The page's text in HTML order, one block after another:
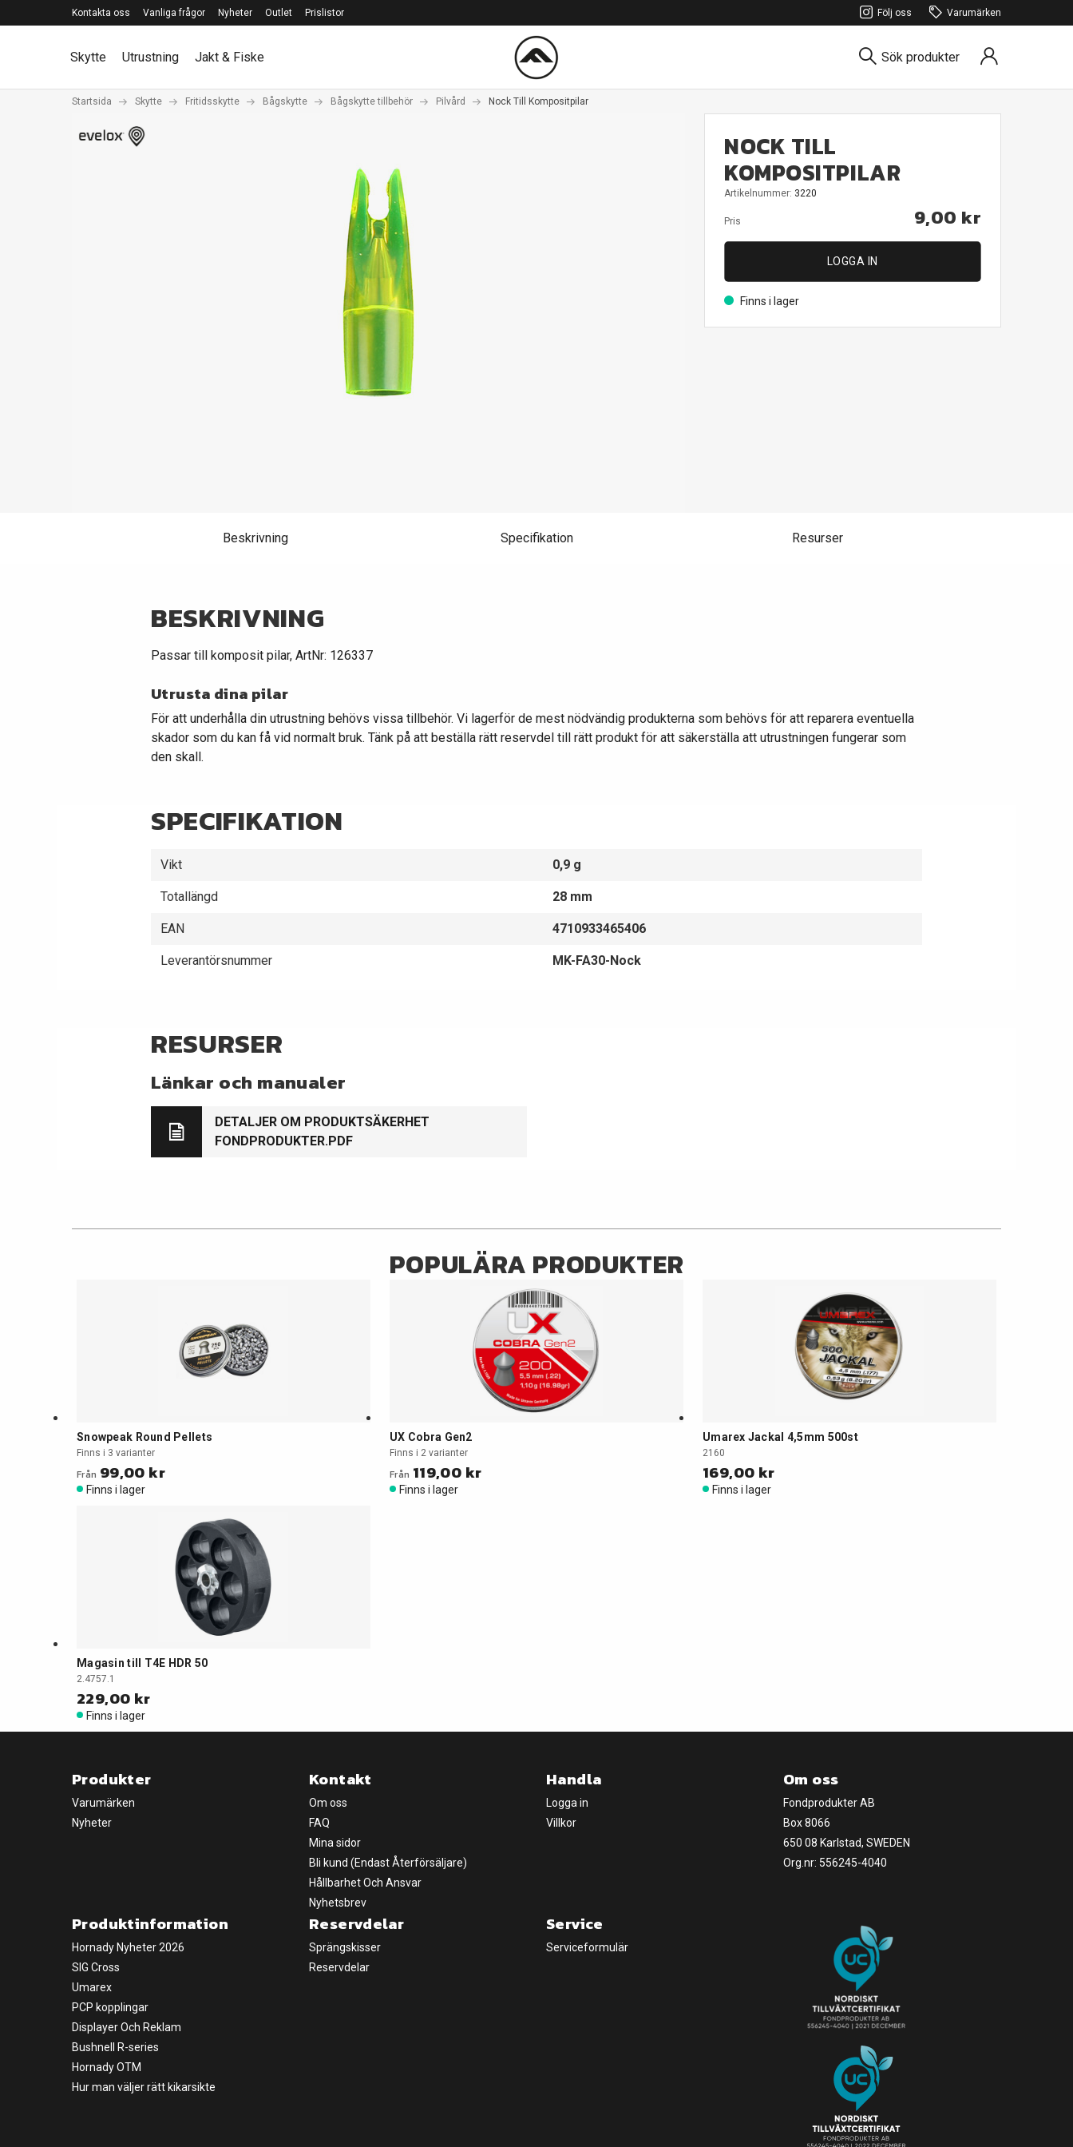
Kontakta oss Vanliga frågor Nyheter Outlet Prislistor Följ oss Varumärken
Skytte Utrustning Jakt & Fiske Sök produkter
Startsida Skytte Fritidsskytte Bågskytte Bågskytte tillbehör Pilvård Nock Till Kompositpilar
NOCK TILL
KOMPOSITPILAR
Artikelnummer: 3220
Pris 9,00 kr
LOGGA IN
Finns i lager
Beskrivning Specifikation Resurser
BESKRIVNING
Passar till komposit pilar, ArtNr: 126337
Utrusta dina pilar
För att underhålla din utrustning behövs vissa tillbehör. Vi lagerför de mest nödvändig produkterna som behövs för att reparera eventuella
skador som du kan få vid normalt bruk. Tänk på att beställa rätt reservdel till rätt produkt för att säkerställa att utrustningen fungerar som
den skall.
SPECIFIKATION
Vikt 0,9 g
Totallängd 28 mm
EAN 4710933465406
Leverantörsnummer MK-FA30-Nock
RESURSER
Länkar och manualer
DETALJER OM PRODUKTSÄKERHET
FONDPRODUKTER.PDF
POPULÄRA PRODUKTER
Snowpeak Round Pellets
Finns i 3 varianter
Från 99,00 kr
Finns i lager
UX Cobra Gen2
Finns i 2 varianter
Från 119,00 kr
Finns i lager
Umarex Jackal 4,5mm 500st
2160
169,00 kr
Finns i lager
Magasin till T4E HDR 50
2.4757.1
229,00 kr
Finns i lager
Produkter
Varumärken
Nyheter
Kontakt
Om oss
FAQ
Mina sidor
Bli kund (Endast Återförsäljare)
Hållbarhet Och Ansvar
Nyhetsbrev
Handla
Logga in
Villkor
Om oss
Fondprodukter AB
Box 8066
650 08 Karlstad, SWEDEN
Org.nr: 556245-4040
Produktinformation
Hornady Nyheter 2026
SIG Cross
Umarex
PCP kopplingar
Displayer Och Reklam
Bushnell R-series
Hornady OTM
Hur man väljer rätt kikarsikte
Reservdelar
Sprängskisser
Reservdelar
Service
Serviceformulär